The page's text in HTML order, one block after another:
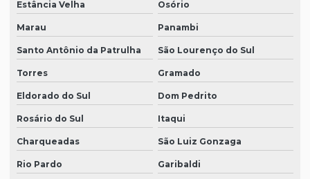
Estância Velha Osório
Marau Panambi
Santo Antônio da Patrulha São Lourenço do Sul
Torres Gramado
Eldorado do Sul Dom Pedrito
Rosário do Sul Itaqui
Charqueadas São Luiz Gonzaga
Rio Pardo Garibaldi